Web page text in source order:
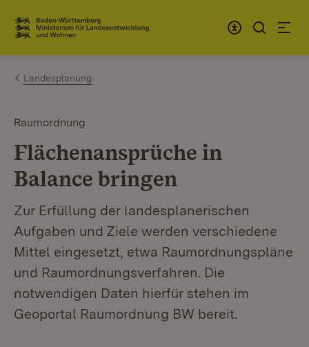
Zum Inhalt springen
Link zur Startseite
Landesplanung
Raumordnung
Flächenansprüche in
Balance bringen
Zur Erfüllung der landesplanerischen
Aufgaben und Ziele werden verschiedene
Mittel eingesetzt, etwa Raumordnungspläne
und Raumordnungsverfahren. Die
notwendigen Daten hierfür stehen im
Geoportal Raumordnung BW bereit.